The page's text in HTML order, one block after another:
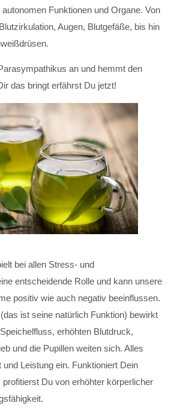
Funktionen und Organe. Von
Augen, Blutgefäße, bis hin
an und hemmt den
das bringt erfährst Du jetzt!
bei allen Stress- und
entscheidende Rolle und kann unsere
positiv wie auch negativ beeinflussen.
ist seine natürlich Funktion) bewirkt
erhöhten Blutdruck,
und die Pupillen weiten sich. Alles
Leistung ein. Funktioniert Dein
Du von erhöhter körperlicher